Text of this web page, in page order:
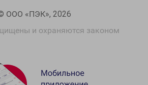
ООО «ПЭК», 2026
и охраняются законом